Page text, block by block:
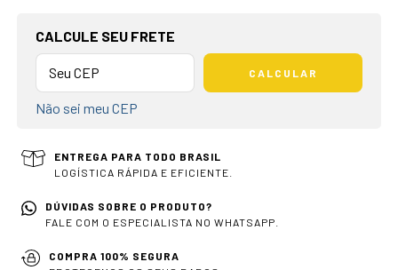
OPÇÕES DE FRETE
CALCULE SEU FRETE
CALCULAR
Não sei meu CEP
ENTREGA PARA TODO BRASIL
LOGÍSTICA RÁPIDA E EFICIENTE.
DÚVIDAS SOBRE O PRODUTO?
FALE COM O ESPECIALISTA NO WHATSAPP.
COMPRA 100% SEGURA